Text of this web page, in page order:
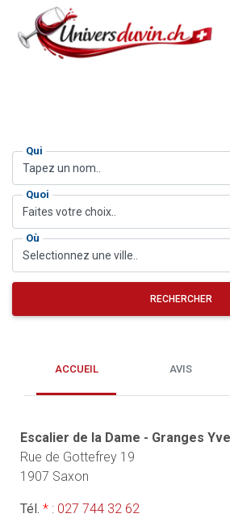
Qui
Quoi
Faites votre choix..
Où
Selectionnez une ville..
RECHERCHER
ACCUEIL AVIS
Escalier de la Dame - Granges
Rue de Gottefrey 19
1907 Saxon
Tél. *: 027 744 32 62